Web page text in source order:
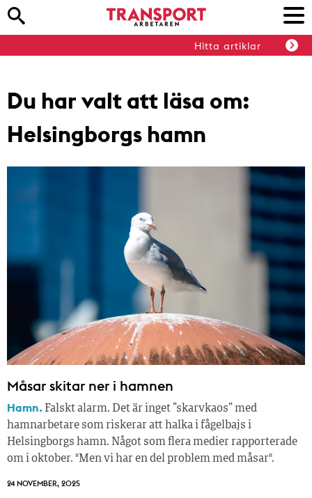
Hitta artiklar
Du har valt att läsa om:
Helsingborgs hamn
Måsar skitar ner i hamnen
Hamn. Falskt alarm. Det är inget ”skarvkaos” med
hamnarbetare som riskerar att halka i fågelbajs i
Helsingborgs hamn. Något som flera medier rapporterade
om i oktober. "Men vi har en del problem med måsar".
24 NOVEMBER, 2025